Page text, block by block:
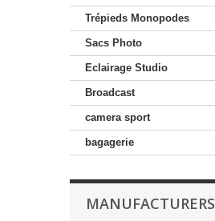
Trépieds Monopodes
Sacs Photo
Eclairage Studio
Broadcast
camera sport
bagagerie
MANUFACTURERS